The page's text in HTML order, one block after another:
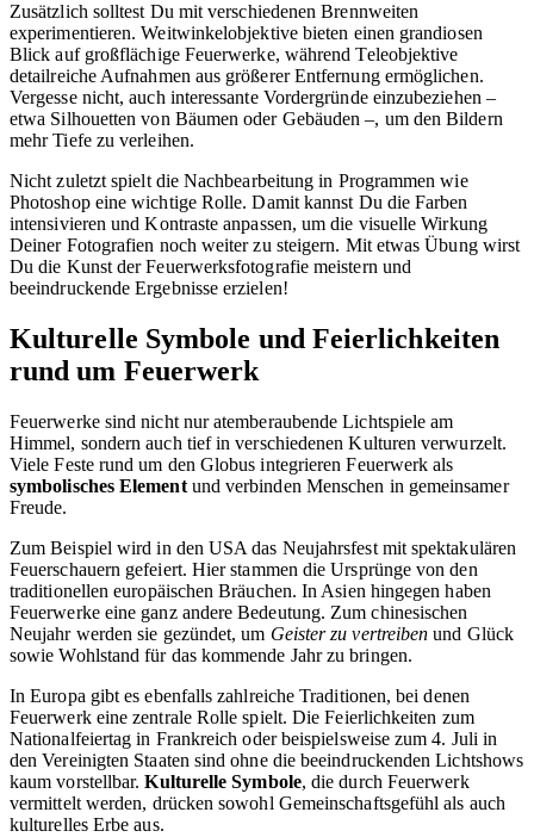
Zusätzlich solltest Du mit verschiedenen Brennweiten
experimentieren. Weitwinkelobjektive bieten einen grandiosen
Blick auf großflächige Feuerwerke, während Teleobjektive
detailreiche Aufnahmen aus größerer Entfernung ermöglichen.
Vergesse nicht, auch interessante Vordergründe einzubeziehen –
etwa Silhouetten von Bäumen oder Gebäuden –, um den Bildern
mehr Tiefe zu verleihen.
Nicht zuletzt spielt die Nachbearbeitung in Programmen wie
Photoshop eine wichtige Rolle. Damit kannst Du die Farben
intensivieren und Kontraste anpassen, um die visuelle Wirkung
Deiner Fotografien noch weiter zu steigern. Mit etwas Übung wirst
Du die Kunst der Feuerwerksfotografie meistern und
beeindruckende Ergebnisse erzielen!
Kulturelle Symbole und Feierlichkeiten
rund um Feuerwerk
Feuerwerke sind nicht nur atemberaubende Lichtspiele am
Himmel, sondern auch tief in verschiedenen Kulturen verwurzelt.
Viele Feste rund um den Globus integrieren Feuerwerk als
symbolisches Elementund verbinden Menschen in gemeinsamer
Freude.
Zum Beispiel wird in den USA das Neujahrsfest mit spektakulären
Feuerschauern gefeiert. Hier stammen die Ursprünge von den
traditionellen europäischen Bräuchen. In Asien hingegen haben
Feuerwerke eine ganz andere Bedeutung. Zum chinesischen
Neujahr werden sie gezündet, um Geister zu vertreiben und Glück
sowie Wohlstand für das kommende Jahr zu bringen.
In Europa gibt es ebenfalls zahlreiche Traditionen, bei denen
Feuerwerk eine zentrale Rolle spielt. Die Feierlichkeiten zum
Nationalfeiertag in Frankreich oder beispielsweise zum 4. Juli in
den Vereinigten Staaten sind ohne die beeindruckenden Lichtshows
kaum vorstellbar.Kulturelle Symbole, die durch Feuerwerk
vermittelt werden, drücken sowohl Gemeinschaftsgefühl als auch
kulturelles Erbe aus.